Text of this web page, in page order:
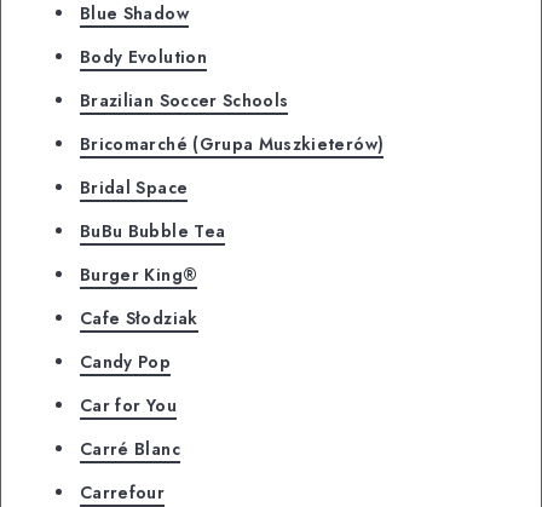
Blue Shadow
Body Evolution
Brazilian Soccer Schools
Bricomarché (Grupa Muszkieterów)
Bridal Space
BuBu Bubble Tea
Burger King®
Cafe Słodziak
Candy Pop
Car for You
Carré Blanc
Carrefour